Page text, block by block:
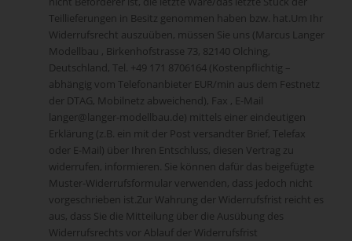
Teillieferungen in Besitz genommen haben bzw. hat.Um Ihr
Widerrufsrecht auszuüben, müssen Sie uns (Marcus Langer
Modellbau , Birkenhofstrasse 73, 82140 Olching,
Deutschland, Tel. +49 171 8706164 (Kostenpflichtig –
abhängig vom Telefonanbieter EUR/min aus dem Festnetz
der DTAG, Mobilnetz abweichend), Fax , E-Mail
langer@langer-modellbau.de) mittels einer eindeutigen
Erklärung (z.B. ein mit der Post versandter Brief, Telefax
oder E-Mail) über Ihren Entschluss, diesen Vertrag zu
widerrufen, informieren. Sie können dafür das beigefügte
Muster-Widerrufsformular verwenden, dass jedoch nicht
vorgeschrieben ist.Zur Wahrung der Widerrufsfrist reicht es
aus, dass Sie die Mitteilung über die Ausübung des
Widerrufsrechts vor Ablauf der Widerrufsfrist